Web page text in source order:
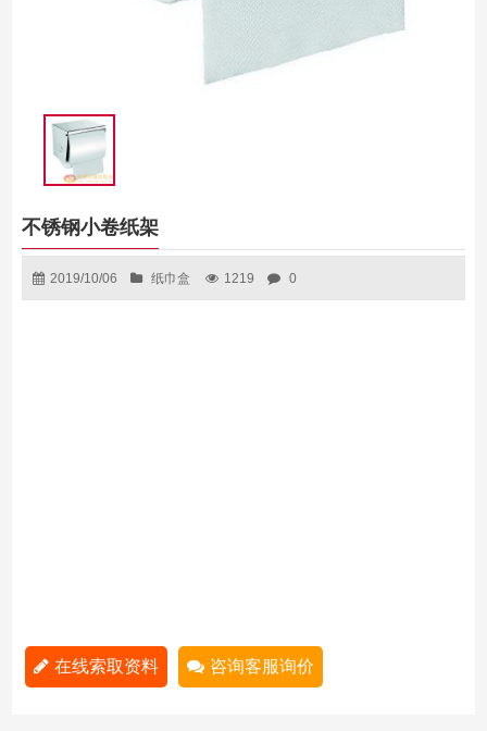
不锈钢小卷纸架
2019/10/06 纸巾盒 1219 0
在线索取资料 咨询客服询价